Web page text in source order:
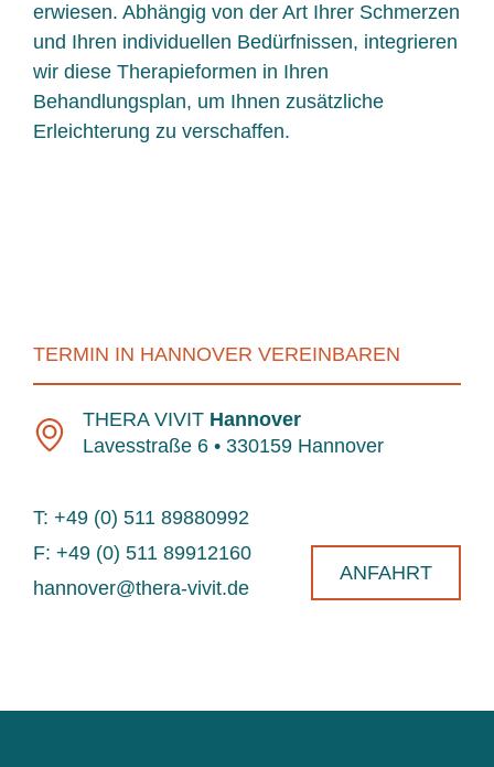
erwiesen. Abhängig von der Art Ihrer Schmerzen
und Ihren individuellen Bedürfnissen, integrieren
wir diese Therapieformen in Ihren
Behandlungsplan, um Ihnen zusätzliche
Erleichterung zu verschaffen.
TERMIN IN HANNOVER VEREINBAREN
THERA VIVIT Hannover
Lavesstraße 6 • 330159 Hannover
T: +49 (0) 511 89880992
F: +49 (0) 511 89912160
hannover@thera-vivit.de
ANFAHRT